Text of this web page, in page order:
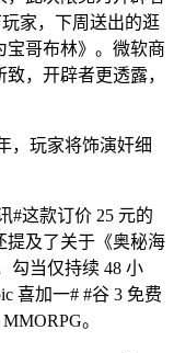
玩家，下周送出的逛
宝哥布林》。微软商
，开辟者更透露，
玩家将饰演奸细
这款订价 25 元的
提及了关于《奥秘海
勾当仅持续 48 小
喜加一# #谷 3 免费
。